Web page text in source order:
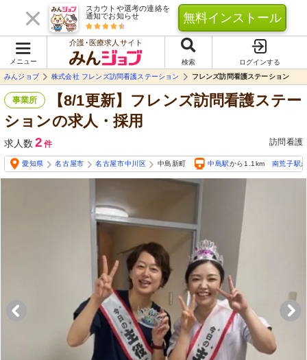
スカウトや選考の連絡を
通知でお知らせ
無料インストール
メニュー
介護･医療求人サイト
検索
ログインする
みんジョブ
株式会社 フレンズ訪問看護ステーション フレンズ訪問看護ステーション
事業所
【8/1更新】フレンズ訪問看護ステー
ションの求人・採用
求人数 2 件 訪問看護
愛知県 名古屋市 名古屋市中川区 中島新町 中島駅から1.1km 南荒子駅